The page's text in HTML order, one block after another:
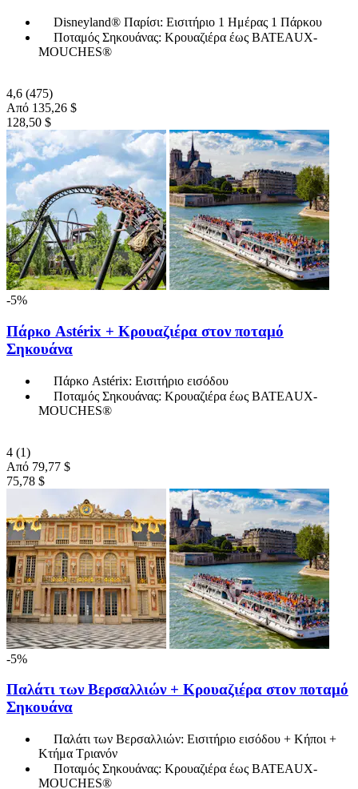
Disneyland® Παρίσι: Εισιτήριο 1 Ημέρας 1 Πάρκου
Ποταμός Σηκουάνας: Κρουαζιέρα έως BATEAUX-
MOUCHES®
4,6 (475)
Από 135,26 $
128,50 $
-5%
Πάρκο Astérix + Κρουαζιέρα στον ποταμό
Σηκουάνα
Πάρκο Astérix: Εισιτήριο εισόδου
Ποταμός Σηκουάνας: Κρουαζιέρα έως BATEAUX-
MOUCHES®
4 (1)
Από 79,77 $
75,78 $
-5%
Παλάτι των Βερσαλλιών + Κρουαζιέρα στον ποταμό
Σηκουάνα
Παλάτι των Βερσαλλιών: Εισιτήριο εισόδου + Κήποι +
Κτήμα Τριανόν
Ποταμός Σηκουάνας: Κρουαζιέρα έως BATEAUX-
MOUCHES®